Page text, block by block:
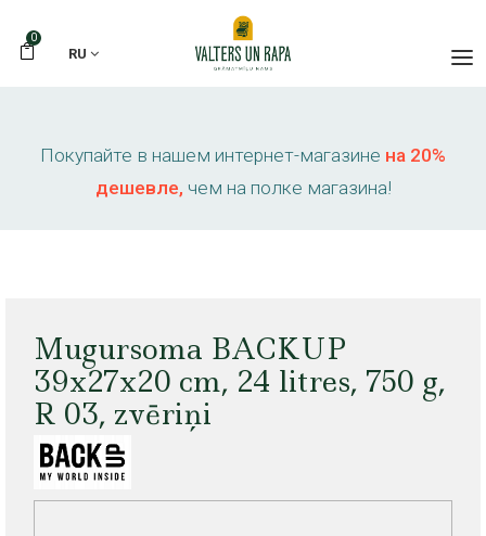
0
RU
Покупайте в нашем интернет-магазине на 20%
дешевле, чем на полке магазина!
Mugursoma BACKUP
39x27x20 cm, 24 litres, 750 g,
R 03, zvēriņi